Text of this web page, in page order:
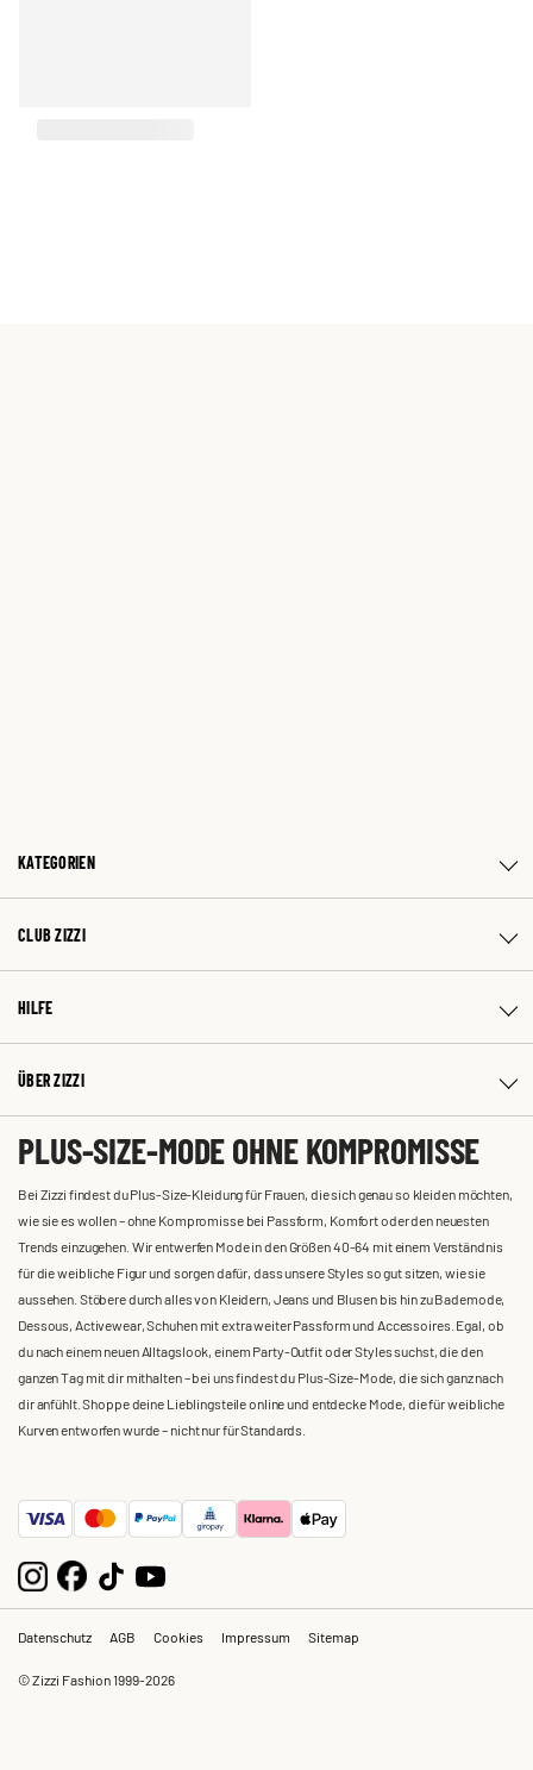
KATEGORIEN
CLUB ZIZZI
HILFE
ÜBER ZIZZI
PLUS-SIZE-MODE OHNE KOMPROMISSE
Bei Zizzi findest du Plus-Size-Kleidung für Frauen, die sich genau so kleiden möchten,
wie sie es wollen – ohne Kompromisse bei Passform, Komfort oder den neuesten
Trends einzugehen. Wir entwerfen Mode in den Größen 40-64 mit einem Verständnis
für die weibliche Figur und sorgen dafür, dass unsere Styles so gut sitzen, wie sie
aussehen. Stöbere durch alles von Kleidern, Jeans und Blusen bis hin zu Bademode,
Dessous, Activewear, Schuhen mit extra weiter Passform und Accessoires. Egal, ob
du nach einem neuen Alltagslook, einem Party-Outfit oder Styles suchst, die den
ganzen Tag mit dir mithalten – bei uns findest du Plus-Size-Mode, die sich ganz nach
dir anfühlt. Shoppe deine Lieblingsteile online und entdecke Mode, die für weibliche
Kurven entworfen wurde – nicht nur für Standards.
Datenschutz AGB Cookies Impressum Sitemap
© Zizzi Fashion 1999-2026